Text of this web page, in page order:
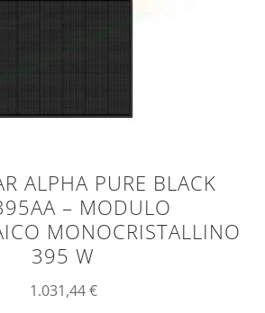
ALPHA PURE BLACK
– MODULO
MONOCRISTALLINO
395 W
1.031,44€